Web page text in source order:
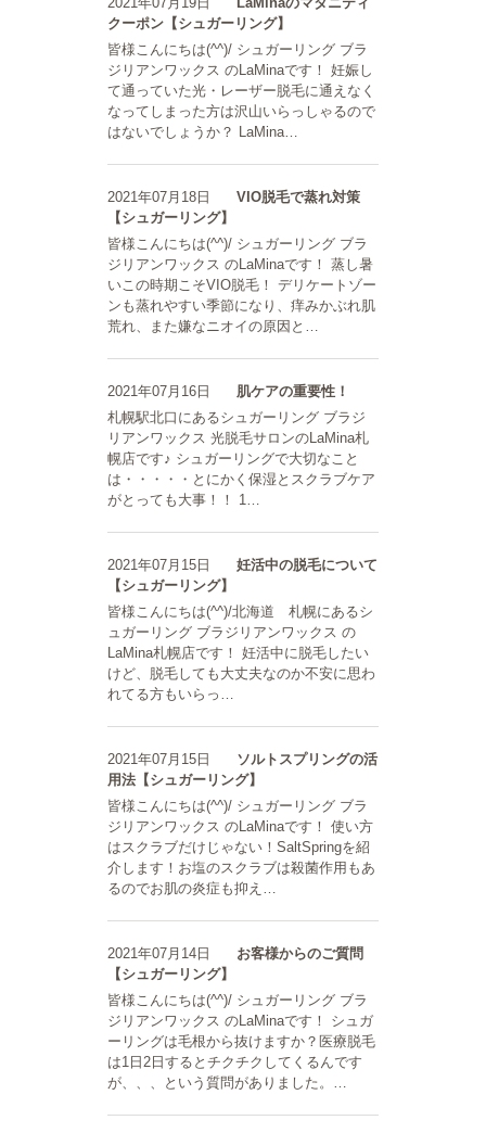
クーポン【シュガーリング】
皆様こんにちは(^^)/ シュガーリング ブラ
ジリアンワックス のLaMinaです！ 妊娠し
て通っていた光・レーザー脱毛に通えなく
なってしまった方は沢山いらっしゃるので
はないでしょうか？ LaMina…
2021年07月18日
VIO脱毛で蒸れ対策
【シュガーリング】
皆様こんにちは(^^)/ シュガーリング ブラ
ジリアンワックス のLaMinaです！ 蒸し暑
いこの時期こそVIO脱毛！ デリケートゾー
ンも蒸れやすい季節になり、痒みかぶれ肌
荒れ、また嫌なニオイの原因と…
2021年07月16日
肌ケアの重要性！
札幌駅北口にあるシュガーリング ブラジ
リアンワックス 光脱毛サロンのLaMina札
幌店です♪ シュガーリングで大切なこと
は・・・・・とにかく保湿とスクラブケア
がとっても大事！！ 1…
2021年07月15日
妊活中の脱毛について
【シュガーリング】
皆様こんにちは(^^)/北海道 札幌にあるシ
ュガーリング ブラジリアンワックス の
LaMina札幌店です！ 妊活中に脱毛したい
けど、脱毛しても大丈夫なのか不安に思わ
れてる方もいらっ…
2021年07月15日
ソルトスプリングの活
用法【シュガーリング】
皆様こんにちは(^^)/ シュガーリング ブラ
ジリアンワックス のLaMinaです！ 使い方
はスクラブだけじゃない！SaltSpringを紹
介します！お塩のスクラブは殺菌作用もあ
るのでお肌の炎症も抑え…
2021年07月14日
お客様からのご質問
【シュガーリング】
皆様こんにちは(^^)/ シュガーリング ブラ
ジリアンワックス のLaMinaです！ シュガ
ーリングは毛根から抜けますか？医療脱毛
は1日2日するとチクチクしてくるんです
が、、、という質問がありました。…